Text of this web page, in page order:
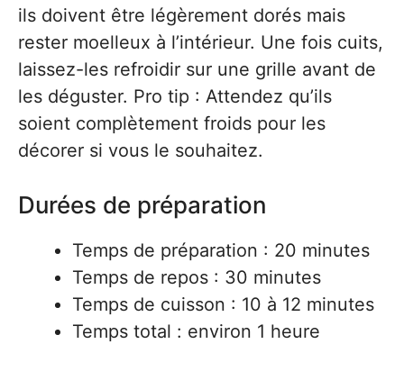
ils doivent être légèrement dorés mais
rester moelleux à l’intérieur. Une fois cuits,
laissez-les refroidir sur une grille avant de
les déguster. Pro tip : Attendez qu’ils
soient complètement froids pour les
décorer si vous le souhaitez.
Durées de préparation
Temps de préparation : 20 minutes
Temps de repos : 30 minutes
Temps de cuisson : 10 à 12 minutes
Temps total : environ 1 heure